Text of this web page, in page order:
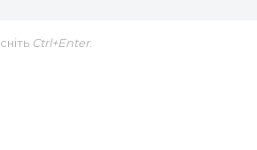
Ctrl+Enter.